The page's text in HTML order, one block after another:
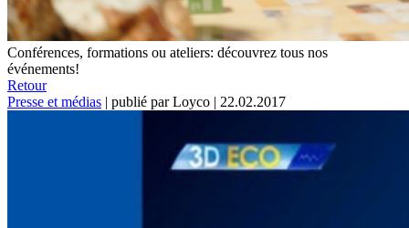
Conférences, formations ou ateliers: découvrez tous nos
événements!
Retour
Presse et médias | publié par Loyco | 22.02.2017